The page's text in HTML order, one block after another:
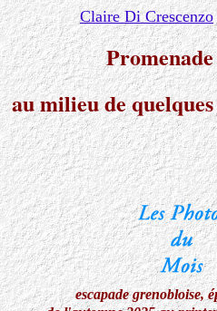
Claire Di Crescenzo
au milieu de
escapade grenobloise,